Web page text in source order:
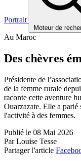
Portrait
Moteur de
Au Maroc
Des chèvres
Présidente de
de la femme rurale
raconte cette aventure
Ouarzazate. Elle a
l'activité à des femmes.
Publié le 08 Mai 2026
Par Louise Tesse
Partager l'article